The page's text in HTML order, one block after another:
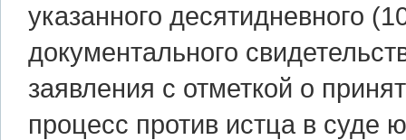
указанного десятидневного
документального
заявления с отметкой о
процесс против истца в суде